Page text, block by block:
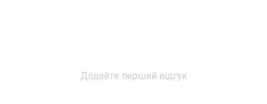
Додайте перший відгук